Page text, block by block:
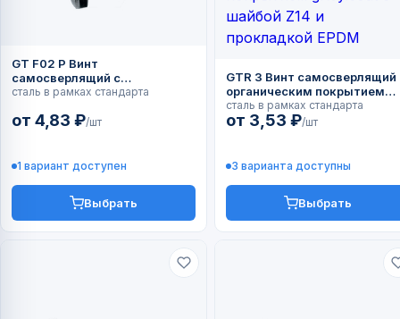
GT F02 P Винт
самосверлящий с
алюминиевой шайбой
сталь в рамках стандарта
от 4,83 ₽/шт
1 вариант доступен
Выбрать
GTR 3 Винт самосверлящий
органическим покрытием
gRey.coat с шайбой Z14 и
прокладкой EPDM
сталь в рамках стандарта
от 3,53 ₽/шт
3 варианта доступны
Выбрать